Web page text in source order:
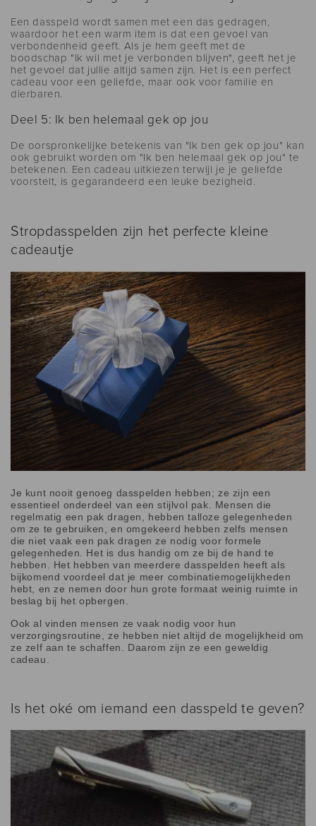
Een dasspeld wordt samen met een das gedragen,
waardoor het een warm item is dat een gevoel van
verbondenheid geeft. Als je hem geeft met de
boodschap "Ik wil met je verbonden blijven", geeft het je
het gevoel dat jullie altijd samen zijn. Het is een perfect
cadeau voor een geliefde, maar ook voor familie en
dierbaren.
Deel 5: Ik ben helemaal gek op jou
De oorspronkelijke betekenis van "Ik ben gek op jou" kan
ook gebruikt worden om "Ik ben helemaal gek op jou" te
betekenen. Een cadeau uitkiezen terwijl je je geliefde
voorstelt, is gegarandeerd een leuke bezigheid.
Stropdasspelden zijn het perfecte kleine
cadeautje
Je kunt nooit genoeg dasspelden hebben; ze zijn een
essentieel onderdeel van een stijlvol pak. Mensen die
regelmatig een pak dragen, hebben talloze gelegenheden
om ze te gebruiken, en omgekeerd hebben zelfs mensen
die niet vaak een pak dragen ze nodig voor formele
gelegenheden. Het is dus handig om ze bij de hand te
hebben. Het hebben van meerdere dasspelden heeft als
bijkomend voordeel dat je meer combinatiemogelijkheden
hebt, en ze nemen door hun grote formaat weinig ruimte in
beslag bij het opbergen.
Ook al vinden mensen ze vaak nodig voor hun
verzorgingsroutine, ze hebben niet altijd de mogelijkheid om
ze zelf aan te schaffen. Daarom zijn ze een geweldig
cadeau.
Is het oké om iemand een dasspeld te geven?